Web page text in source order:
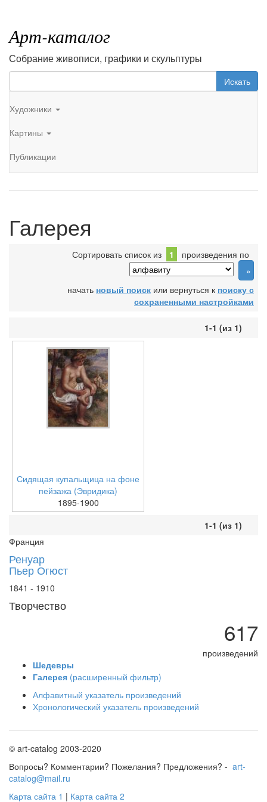
Арт-каталог
Собрание живописи, графики и скульптуры
Искать
Художники
Картины
Публикации
Галерея
Сортировать список из 1 произведения по
начать новый поиск или вернуться к поиску с
сохраненными настройками
1-1 (из 1)
Сидящая купальщица на фоне
пейзажа (Эвридика)
1895-1900
1-1 (из 1)
Франция
Ренуар
Пьер Огюст
1841 - 1910
Творчество
617
произведений
Шедевры
Галерея (расширенный фильтр)
Алфавитный указатель произведений
Хронологический указатель произведений
© art-catalog 2003-2020
Вопросы? Комментарии? Пожелания? Предложения? - art-
catalog@mail.ru
Карта сайта 1 | Карта сайта 2